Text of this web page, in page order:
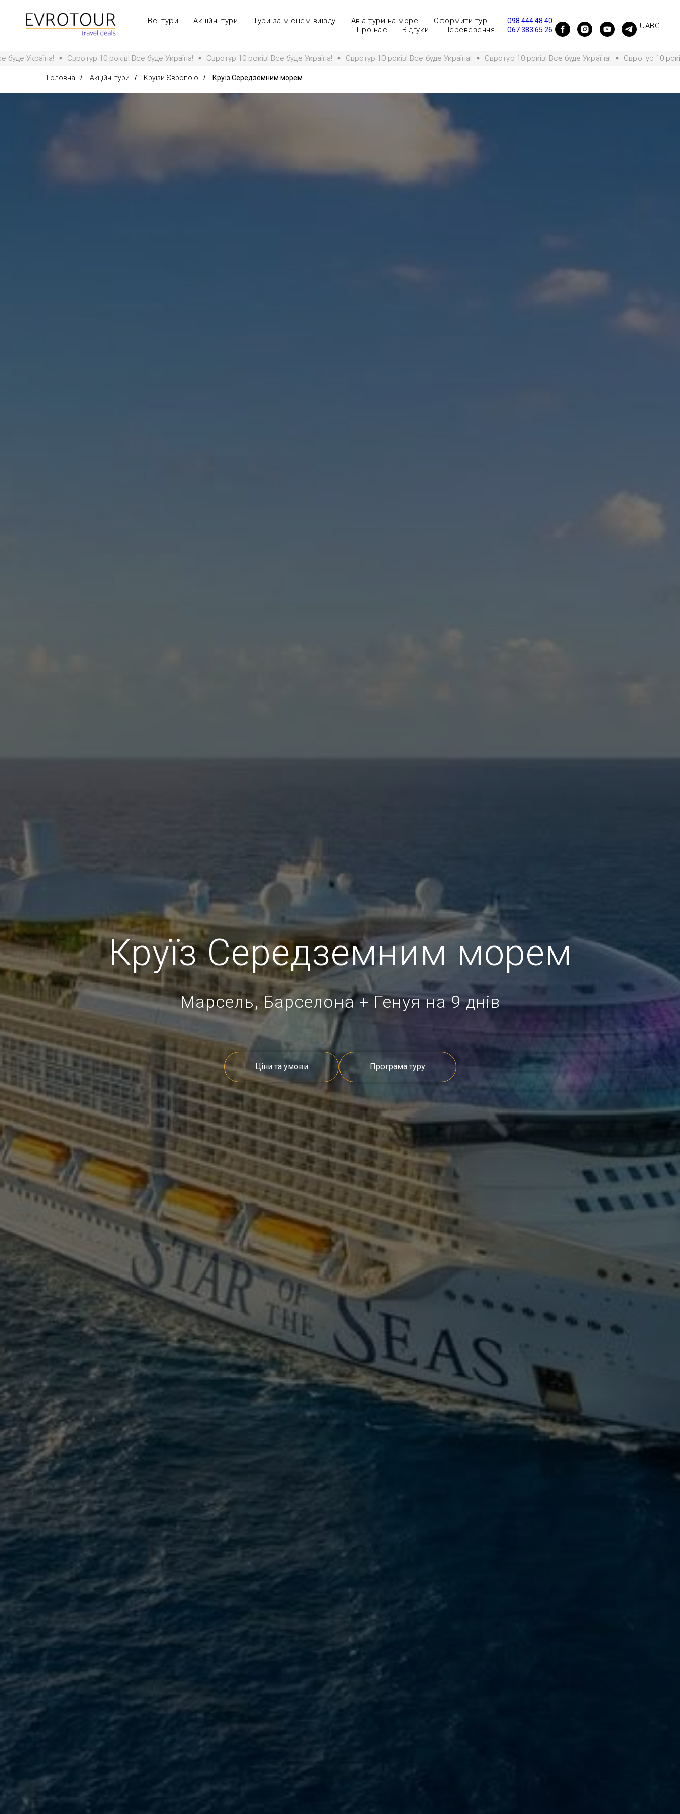
Всі тури Акційні тури Тури за місцем виїзду Авіа тури на море
Оформити тур
Про нас
Відгуки Перевезення
098 444 48 40
067 383 65 26
UABG
Євротур 10 років! Все буде Україна! Євротур 10 років! Все буде Україна! Євротур 10 років! Все буде Україна! Євротур 10 років! Все буде Україна! Євротур 10 років! Все буде
Головна / Акційні тури / Круїзи Європою / Круїз Середземним морем
Круїз Середземним морем
Марсель, Барселона + Генуя на 9 днів
Ціни та умови Програма туру